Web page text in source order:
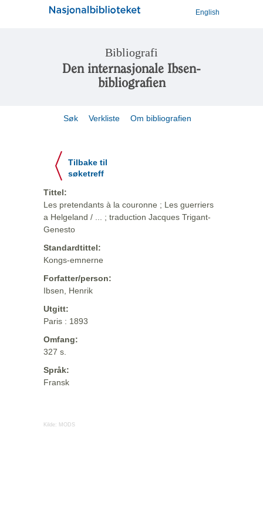
English
Bibliografi
Den internasjonale Ibsen-
bibliografien
Søk Verkliste Om bibliografien
Tilbake til
søketreff
Tittel:
Les pretendants à la couronne ; Les guerriers
a Helgeland / ... ; traduction Jacques Trigant-
Genesto
Standardtittel:
Kongs-emnerne
Forfatter/person:
Ibsen, Henrik
Utgitt:
Paris : 1893
Omfang:
327 s.
Språk:
Fransk
Kilde: MODS